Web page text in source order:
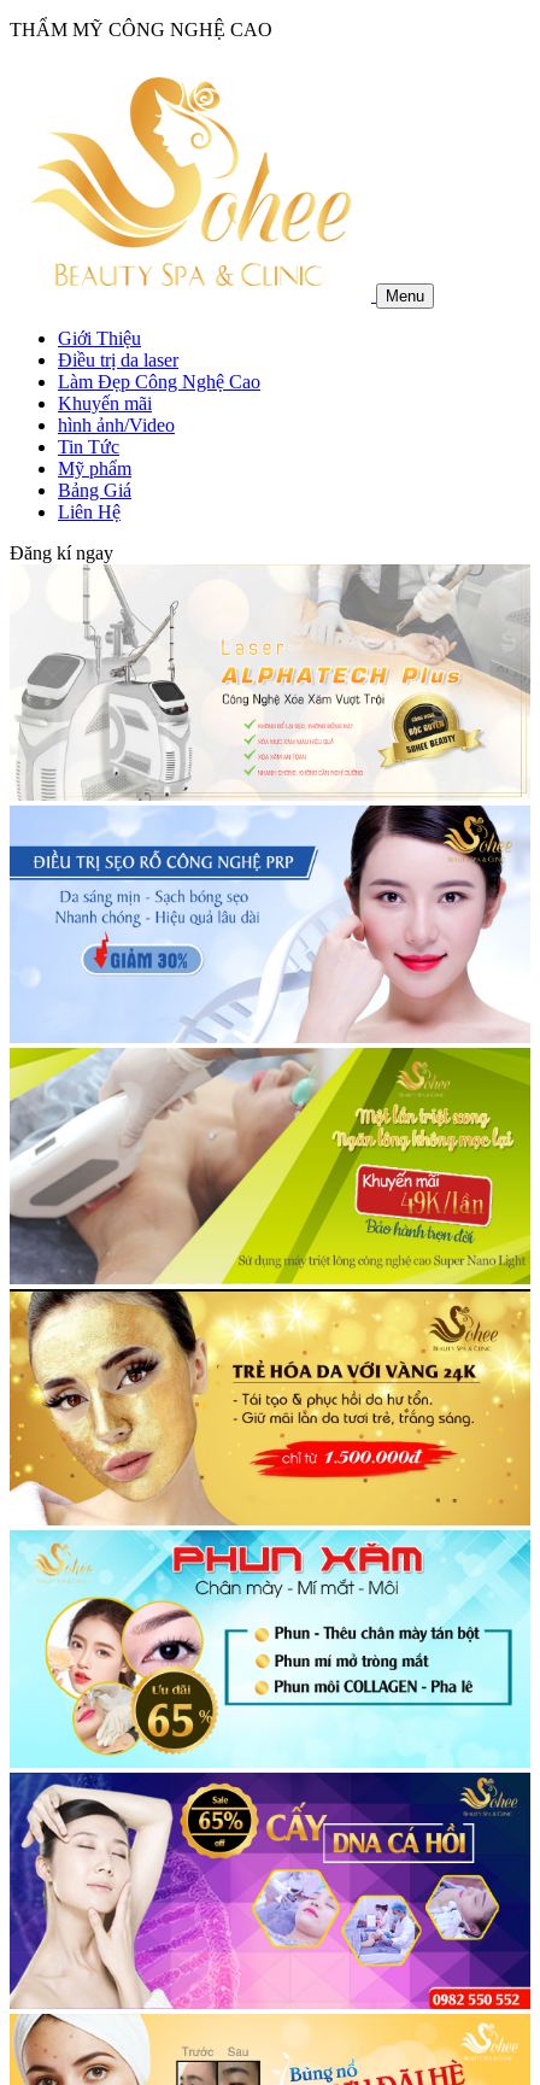
THẨM MỸ CÔNG NGHỆ CAO
Menu
Giới Thiệu
Điều trị da laser
Làm Đẹp Công Nghệ Cao
Khuyến mãi
hình ảnh/Video
Tin Tức
Mỹ phẩm
Bảng Giá
Liên Hệ
Đăng kí ngay